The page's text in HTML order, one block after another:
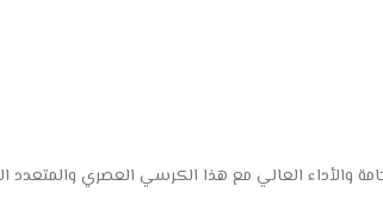
والأداء العالي مع هذا الكرسي العصري والمتعدد